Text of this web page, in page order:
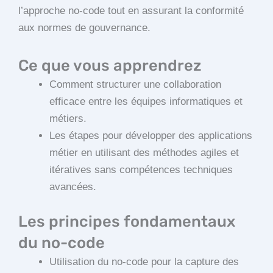
l’approche no-code tout en assurant la conformité
aux normes de gouvernance.
Ce que vous apprendrez
Comment structurer une collaboration
efficace entre les équipes informatiques et
métiers.
Les étapes pour développer des applications
métier en utilisant des méthodes agiles et
itératives sans compétences techniques
avancées.
Les principes fondamentaux
du no-code
Utilisation du no-code pour la capture des